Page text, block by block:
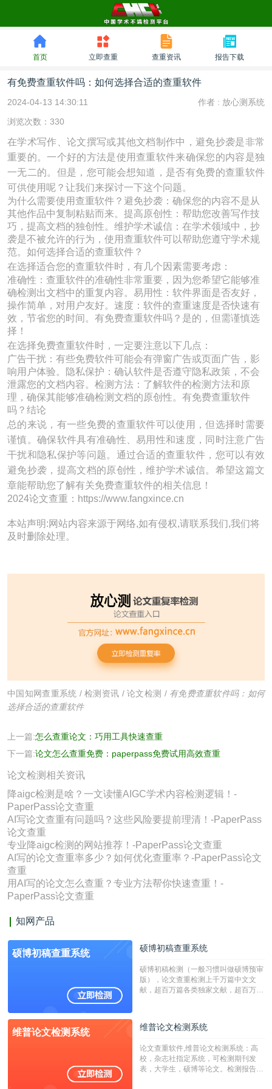
首页 立即查重 查重资讯 报告下载
有免费查重软件吗：如何选择合适的查重软件
2024-04-13 14:30:11 作者 : 放心测系统
浏览次数：330
在学术写作、论文撰写或其他文档制作中，避免抄袭是非常
重要的。一个好的方法是使用查重软件来确保您的内容是独
一无二的。但是，您可能会想知道，是否有免费的查重软件
可供使用呢？让我们来探讨一下这个问题。
为什么需要使用查重软件？避免抄袭：确保您的内容不是从
其他作品中复制粘贴而来。提高原创性：帮助您改善写作技
巧，提高文档的独创性。维护学术诚信：在学术领域中，抄
袭是不被允许的行为，使用查重软件可以帮助您遵守学术规
范。如何选择合适的查重软件？
在选择适合您的查重软件时，有几个因素需要考虑：
准确性：查重软件的准确性非常重要，因为您希望它能够准
确检测出文档中的重复内容。易用性：软件界面是否友好，
操作简单，对用户友好。速度：软件的查重速度是否快速有
效，节省您的时间。有免费查重软件吗？是的，但需谨慎选
择！
在选择免费查重软件时，一定要注意以下几点：
广告干扰：有些免费软件可能会有弹窗广告或页面广告，影
响用户体验。隐私保护：确认软件是否遵守隐私政策，不会
泄露您的文档内容。检测方法：了解软件的检测方法和原
理，确保其能够准确检测文档的原创性。有免费查重软件
吗？结论
总的来说，有一些免费的查重软件可以使用，但选择时需要
谨慎。确保软件具有准确性、易用性和速度，同时注意广告
干扰和隐私保护等问题。通过合适的查重软件，您可以有效
避免抄袭，提高文档的原创性，维护学术诚信。希望这篇文
章能帮助您了解有关免费查重软件的相关信息！
2024论文查重：https://www.fangxince.cn
本站声明:网站内容来源于网络,如有侵权,请联系我们,我们将
及时删除处理。
中国知网查重系统 /检测资讯 / 论文检测 / 有免费查重软件吗：如何
选择合适的查重软件
上一篇:怎么查重论文：巧用工具快速查重
下一篇:论文怎么查重免费：paperpass免费试用高效查重
论文检测相关资讯
降aigc检测是啥？一文读懂AIGC学术内容检测逻辑！-
PaperPass论文查重
AI写论文查重有问题吗？这些风险要提前理清！-PaperPass
论文查重
专业降aigc检测的网站推荐！-PaperPass论文查重
AI写的论文查重率多少？如何优化查重率？-PaperPass论文
查重
用AI写的论文怎么查重？专业方法帮你快速查重！-
PaperPass论文查重
知网产品
硕博初稿查重系统 硕博初稿查重系统
硕博初稿检测（一般习惯叫做硕博预审
版），论文查重检测上千万篇中文文
献，超百万篇各类独家文献，超百万港
校用来检测硕博论文的系统，检测范围
广，数据来源真实，检测算法合理!本
字符数30万）
维普论文检测系统 维普论文检测系统
论文查重软件,维普论文检测系统：高
校，杂志社指定系统，可检测期刊发
表，大学生，硕博等论文。检测报告支